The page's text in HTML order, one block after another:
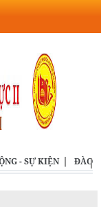
- SỰ KIỆN ĐÀO